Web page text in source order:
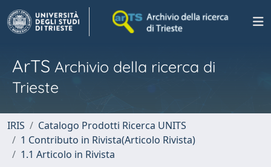
ArTS Archivio della ricerca di
Trieste
IRIS
Catalogo Prodotti Ricerca UNITS
1 Contributo in Rivista(Articolo Rivista)
1.1 Articolo in Rivista